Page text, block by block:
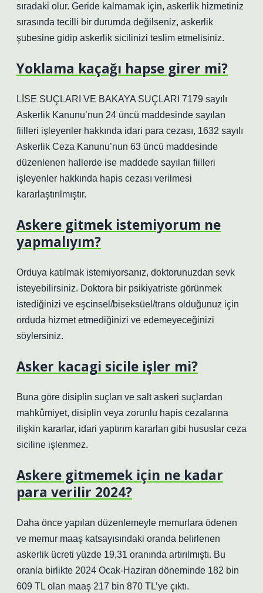
sıradaki olur. Geride kalmamak için, askerlik hizmetiniz
sırasında tecilli bir durumda değilseniz, askerlik
şubesine gidip askerlik sicilinizi teslim etmelisiniz.
Yoklama kaçağı hapse girer mi?
LİSE SUÇLARI VE BAKAYA SUÇLARI 7179 sayılı
Askerlik Kanunu’nun 24 üncü maddesinde sayılan
fiilleri işleyenler hakkında idari para cezası, 1632 sayılı
Askerlik Ceza Kanunu’nun 63 üncü maddesinde
düzenlenen hallerde ise maddede sayılan fiilleri
işleyenler hakkında hapis cezası verilmesi
kararlaştırılmıştır.
Askere gitmek istemiyorum ne
yapmalıyım?
Orduya katılmak istemiyorsanız, doktorunuzdan sevk
isteyebilirsiniz. Doktora bir psikiyatriste görünmek
istediğinizi ve eşcinsel/biseksüel/trans olduğunuz için
orduda hizmet etmediğinizi ve edemeyeceğinizi
söylersiniz.
Asker kacagi sicile işler mi?
Buna göre disiplin suçları ve salt askeri suçlardan
mahkûmiyet, disiplin veya zorunlu hapis cezalarına
ilişkin kararlar, idari yaptırım kararları gibi hususlar ceza
siciline işlenmez.
Askere gitmemek için ne kadar
para verilir 2024?
Daha önce yapılan düzenlemeyle memurlara ödenen
ve memur maaş katsayısındaki oranda belirlenen
askerlik ücreti yüzde 19,31 oranında artırılmıştı. Bu
oranla birlikte 2024 Ocak-Haziran döneminde 182 bin
609 TL olan maaş 217 bin 870 TL’ye çıktı.